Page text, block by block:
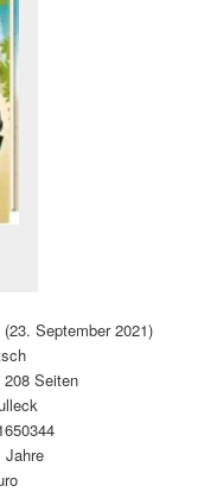
September 2021)
208 Seiten
Jahre